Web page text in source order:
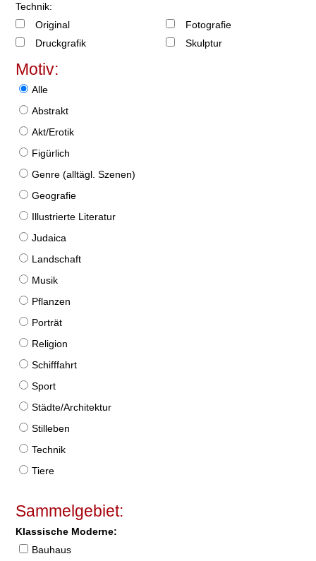
Technik:
Original
Druckgrafik
Fotografie
Skulptur
Motiv:
Alle
Abstrakt
Akt/Erotik
Figürlich
Genre (alltägl. Szenen)
Geografie
Illustrierte Literatur
Judaica
Landschaft
Musik
Pflanzen
Porträt
Religion
Schifffahrt
Sport
Städte/Architektur
Stilleben
Technik
Tiere
Sammelgebiet:
Klassische Moderne:
Bauhaus